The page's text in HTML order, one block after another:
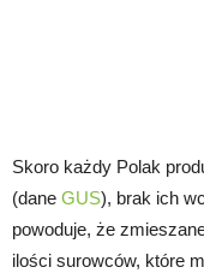
Skoro każdy Polak
(dane GUS), brak ich
powoduje, że
ilości surowców, które